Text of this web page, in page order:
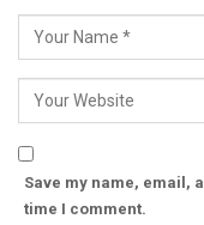
Save my name, email,
time I comment.